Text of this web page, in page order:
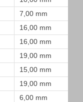
7,00 mm
16,00 mm
16,00 mm
19,00 mm
15,00 mm
19,00 mm
6,00 mm